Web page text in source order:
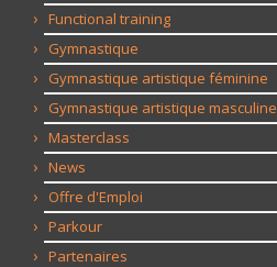
Functional training
Gymnastique
Gymnastique artistique féminine
Gymnastique artistique masculine
Masterclass
News
Offre d'Emploi
Parkour
Partenaires